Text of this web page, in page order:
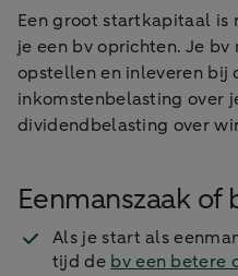
Een groot startkapitaal is
je een bv oprichten. Je
opstellen en inleveren bij
inkomstenbelasting over
dividendbelasting over
Eenmanszaak of
Als je start als
tijd de bv een betere